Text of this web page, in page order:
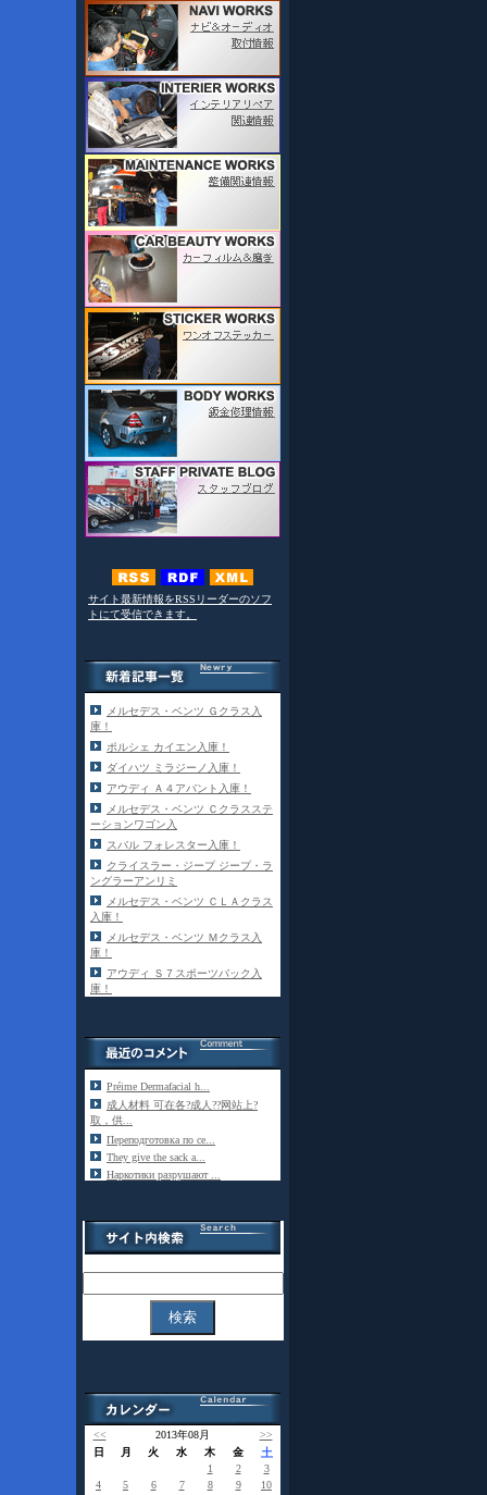
サイト最新情報をRSSリーダーのソフ
トにて受信できます。
メルセデス・ベンツ Ｇクラス入
庫！
ポルシェ カイエン入庫！
ダイハツ ミラジーノ入庫！
アウディ Ａ４アバント入庫！
メルセデス・ベンツ Ｃクラスステ
ーションワゴン入
スバル フォレスター入庫！
クライスラー・ジープ ジープ・ラ
ングラーアンリミ
メルセデス・ベンツ ＣＬＡクラス
入庫！
メルセデス・ベンツ Ｍクラス入
庫！
アウディ Ｓ７スポーツバック入
庫！
Préime Dermafacial h...
成人材料 可在各?成人??网站上?
取，供...
Переподготовка по се...
They give the sack a...
Наркотики разрушают ...
<< 2013年08月
>>
日
月 火 水 木 金 土
1 2
3
4
5 6 7 8 9
10